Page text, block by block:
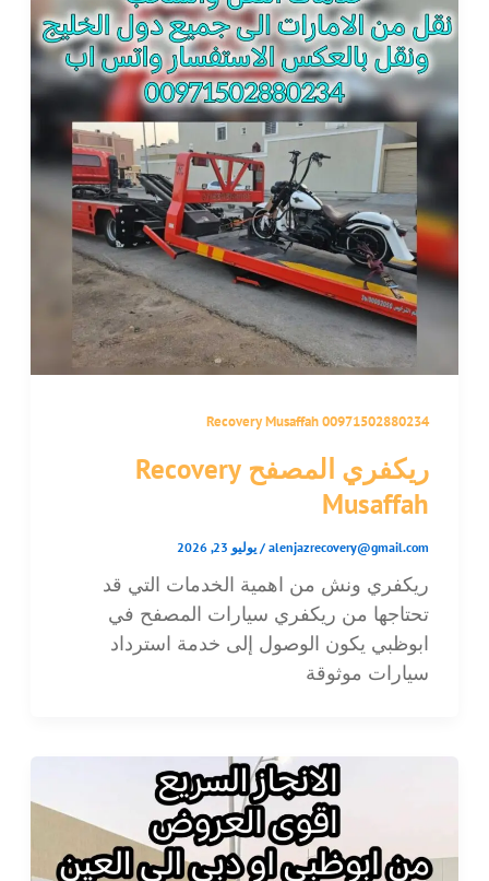
Recovery Musaffah 00971502880234
ريكفري المصفح Recovery
Musaffah
alenjazrecovery@gmail.com
/ يوليو 23, 2026
ريكفري ونش من اهمية الخدمات التي قد
تحتاجها من ريكفري سيارات المصفح في
ابوظبي يكون الوصول إلى خدمة استرداد
سيارات موثوقة